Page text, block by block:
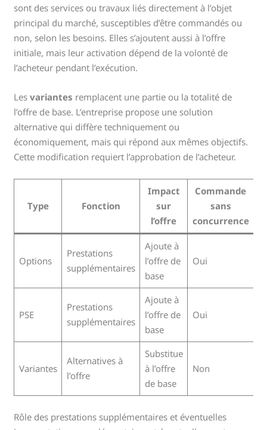
sont des services ou travaux liés directement à l’objet
principal du marché, susceptibles d’être commandés ou
non, selon les besoins. Elles s’ajoutent aussi à l’offre
initiale, mais leur activation dépend de la volonté de
l’acheteur pendant l’exécution.
Lesvariantes remplacent une partie ou la totalité de
l’offre de base. L’entreprise propose une solution
alternative qui diffère techniquement ou
économiquement, mais qui répond aux mêmes objectifs.
Cette modification requiert l’approbation de l’acheteur.
Type Fonction
Impact
sur
l’offre
Commande
sans
concurrence
Options
Prestations
supplémentaires
Ajoute à
l’offre de
base
Oui
PSE
Prestations
supplémentaires
Ajoute à
l’offre de
base
Oui
Variantes
Alternatives à
l’offre
Substitue
à l’offre
de base
Non
Rôle des prestations supplémentaires et éventuelles